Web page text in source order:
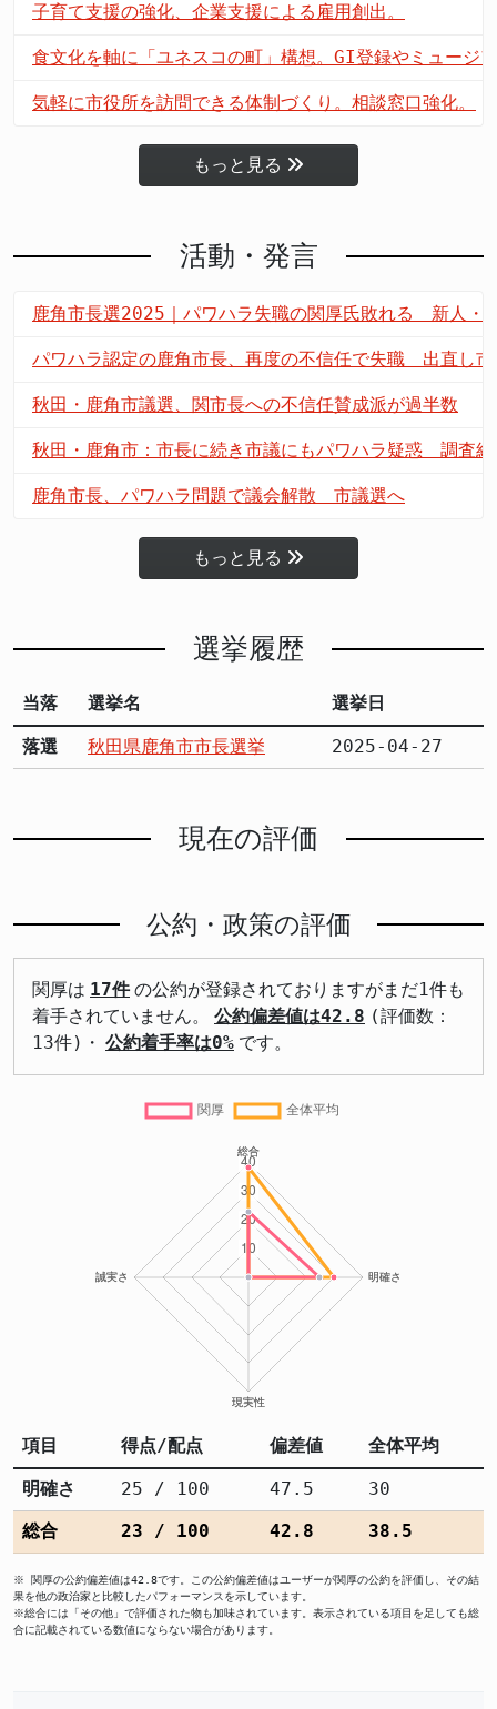
子育て支援の強化、企業支援による雇用創出。
食文化を軸に「ユネスコの町」構想。GI登録やミュージ
気軽に市役所を訪問できる体制づくり。相談窓口強化。
もっと見る
活動・発言
鹿角市長選2025｜パワハラ失職の関厚氏敗れる 新人・
パワハラ認定の鹿角市長、再度の不信任で失職 出直し市
秋田・鹿角市議選、関市長への不信任賛成派が過半数
秋田・鹿角市：市長に続き市議にもパワハラ疑惑 調査結
鹿角市長、パワハラ問題で議会解散 市議選へ
もっと見る
選挙履歴
当落 選挙名 選挙日
落選 秋田県鹿角市市長選挙 2025-04-27
現在の評価
公約・政策の評価
関厚は 17件 の公約が登録されておりますがまだ1件も
着手されていません。
公約偏差値は42.8 (評価数：
13件)・ 公約着手率は0% です。
項目 得点/配点 偏差値 全体平均
明確さ 25 / 100 47.5
30
総合
23 / 100 42.8 38.5
※ 関厚の公約偏差値は42.8です。この公約偏差値はユーザーが関厚の公約を評価し、その結
果を他の政治家と比較したパフォーマンスを示しています。
※総合には「その他」で評価された物も加味されています。表示されている項目を足しても総
合に記載されている数値にならない場合があります。